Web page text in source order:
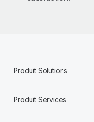
Produit Solutions
Produit Services